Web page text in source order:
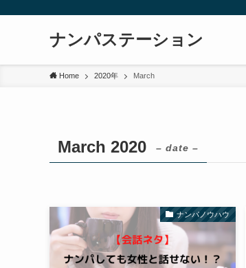
ナンパステーション
Home 2020年 March
March 2020 – date –
ナンパノウハウ